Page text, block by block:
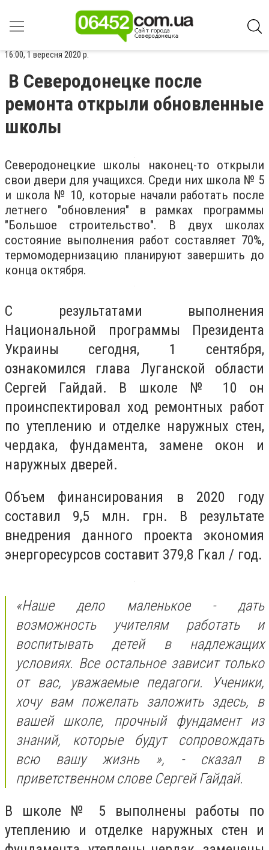
16:00, 1 вересня 2020 р.
В Северодонецке после
ремонта открыли обновленные
школы
Северодонецкие школы наконец-то открыли
свои двери для учащихся. Среди них школа № 5
и школа № 10, которые начали работать после
летнего "обновления" в рамках программы
"Большое строительство". В двух школах
состояние выполнения работ составляет 70%,
термомодернизацию планируют завершить до
конца октября.
С результатами выполнения
Национальной программы Президента
Украины сегодня, 1 сентября,
ознакомился глава Луганской области
Сергей Гайдай. В школе № 10 он
проинспектировал ход ремонтных работ
по утеплению и отделке наружных стен,
чердака, фундамента, замене окон и
наружных дверей.
Объем финансирования в 2020 году
составил 9,5 млн. грн. В результате
внедрения данного проекта экономия
энергоресурсов составит 379,8 Гкал / год.
«Наше дело маленькое - дать
возможность учителям работать и
воспитывать детей в надлежащих
условиях. Все остальное зависит только
от вас, уважаемые педагоги. Ученики,
хочу вам пожелать заложить здесь, в
вашей школе, прочный фундамент из
знаний, которые будут сопровождать
всю вашу жизнь », - сказал в
приветственном слове Сергей Гайдай.
В школе № 5 выполнены работы по
утеплению и отделке наружных стен и